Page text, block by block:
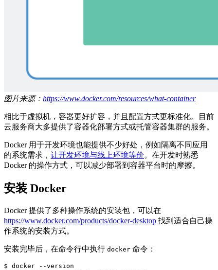
图片来源： https://www.docker.com/resources/what-container
相比于虚拟机，容器更好扩容，并且配置方式更标准化。目前
云服务商大多提供了容器化部署方式或托管容器集群的服务。
Docker 用于开发环境也能提供不少好处，例如隔离不同应用
的系统需求， 让开发环境与线上环境等价。在开发时熟悉
Docker 的操作方式，可以减少部署到容器平台时的摩擦。
安装 Docker
Docker 提供了多种操作系统的安装包，可以在
https://www.docker.com/products/docker-desktop 找到适合自己操
作系统的安装方式。
安装完毕后，在命令行中执行 docker 命令：
$ docker
--version